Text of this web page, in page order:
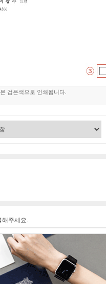
은색으로 인쇄됩니다.
해주세요.